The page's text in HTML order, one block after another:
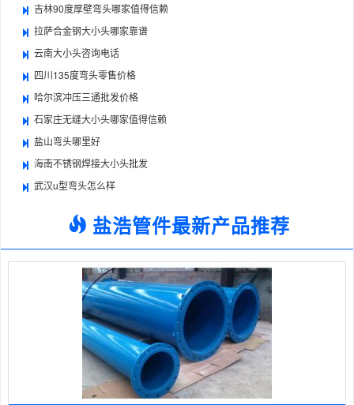
吉林90度厚壁弯头哪家值得信赖
拉萨合金钢大小头哪家靠谱
云南大小头咨询电话
四川135度弯头零售价格
哈尔滨冲压三通批发价格
石家庄无缝大小头哪家值得信赖
盐山弯头哪里好
海南不锈钢焊接大小头批发
武汉u型弯头怎么样
盐浩管件最新产品推荐